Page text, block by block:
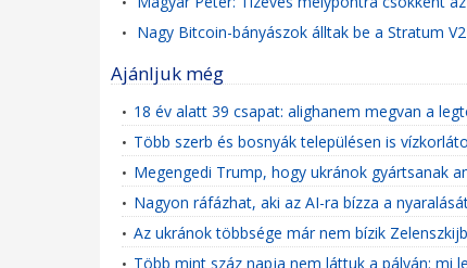
• Nagy Bitcoin-bányászok álltak be a Stratum
Ajánljuk még
• 18 év alatt 39 csapat: alighanem megvan a
• Több szerb és bosnyák településen is
• Megengedi Trump, hogy ukránok gyártsanak
• Nagyon ráfázhat, aki az AI-ra bízza a
• Az ukránok többsége már nem bízik
• Több mint száz napja nem láttuk a pályán: mi